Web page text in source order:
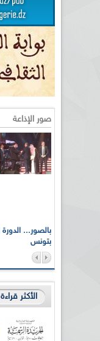
صور الإذاعة
بتونس
الأكثر قراءة